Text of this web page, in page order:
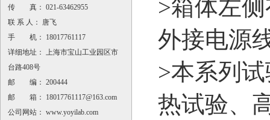
传 真： 021-63462955
联 系 人： 唐飞
手 机： 18017761117
详细地址： 上海市宝山工业园区市
台路408号
邮 编： 200444
邮 箱：
18017761117@163.com
公司网站： www.yoyilab.com
>箱体左
外接电源
>本系列
热试验、